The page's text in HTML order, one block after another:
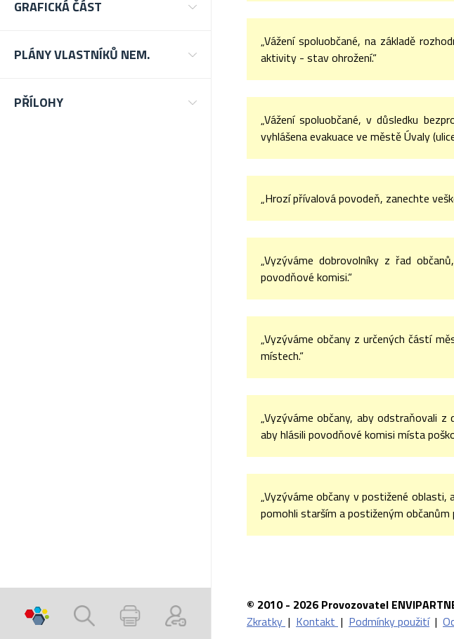
GRAFICKÁ ČÁST
PLÁNY VLASTNÍKŮ NEM.
PŘÍLOHY
„Vážení spoluobčané, na základě
aktivity - stav ohrožení.“
„Vážení spoluobčané, v důsledku
vyhlášena evakuace ve městě Úvaly
„Hrozí přívalová povodeň, zanechte
„Vyzýváme dobrovolníky z řad
povodňové komisi.“
„Vyzýváme občany z určených částí
místech.“
„Vyzýváme občany, aby odstraňovali
aby hlásili povodňové komisi místa
„Vyzýváme občany v postižené oblasti,
pomohli starším a postiženým
© 2010 - 2026 Provozovatel
Zkratky | Kontakt | Podmínky použití |